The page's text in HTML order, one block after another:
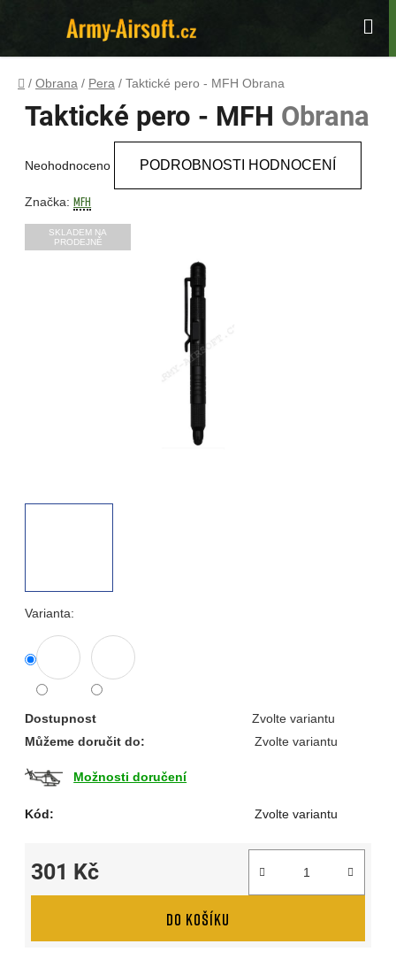
Domů
/ Obrana / Pera / Taktické pero - MFH Obrana
Varianta:
Dostupnost
Zvolte variantu
Můžeme doručit do:
Zvolte variantu
Možnosti doručení
Kód: Zvolte variantu
301 Kč
Měrná cena:
DO KOŠÍKU
Taktické pero - MFH Obrana
produktu
je
0,0
Neohodnoceno PODROBNOSTI HODNOCENÍ
Značka:MFH
SKLADEM NA
PRODEJNĚ